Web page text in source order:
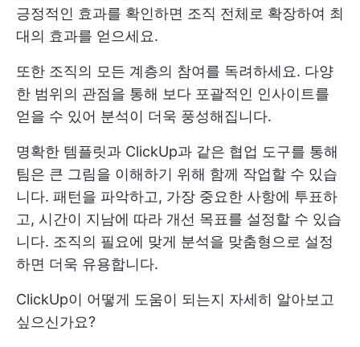
긍정적인 효과를 확인하면 조직 전체로 확장하여 최
대의 효과를 얻으세요.
또한 조직의 모든 계층의 참여를 독려하세요. 다양
한 범위의 관점을 통해 보다 포괄적인 인사이트를
얻을 수 있어 분석이 더욱 풍성해집니다.
명확한 템플릿과 ClickUp과 같은 협업 도구를 통해
팀은 큰 그림을 이해하기 위해 함께 작업할 수 있습
니다. 패턴을 파악하고, 가장 중요한 사항에 투표하
고, 시간이 지남에 따라 개선 목표를 설정할 수 있습
니다. 조직의 필요에 맞게 분석을 맞춤형으로 설정
하면 더욱 유용합니다.
ClickUp이 어떻게 도움이 되는지 자세히 알아보고
싶으신가요?